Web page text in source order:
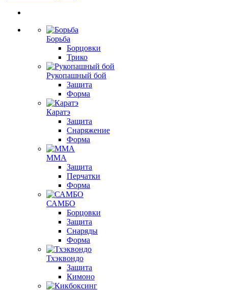
Борьба
Борцовки
Трико
Рукопашный бой
Защита
Форма
Каратэ
Защита
Снаряжение
Форма
ММА
Защита
Перчатки
Форма
САМБО
Борцовки
Защита
Снаряды
Форма
Тхэквондо
Защита
Кимоно